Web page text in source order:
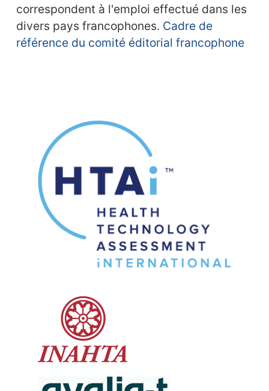
correspondent à l'emploi effectué dans les
divers pays francophones. Cadre de
référence du comité éditorial francophone